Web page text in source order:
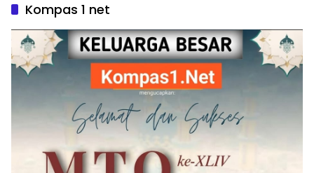
Kompas 1 net